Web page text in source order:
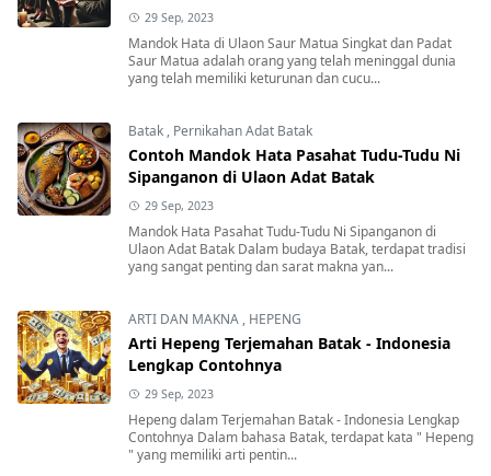
29 Sep, 2023
Mandok Hata di Ulaon Saur Matua Singkat dan Padat
Saur Matua adalah orang yang telah meninggal dunia
yang telah memiliki keturunan dan cucu...
Batak , Pernikahan Adat Batak
Contoh Mandok Hata Pasahat Tudu-Tudu Ni
Sipanganon di Ulaon Adat Batak
29 Sep, 2023
Mandok Hata Pasahat Tudu-Tudu Ni Sipanganon di
Ulaon Adat Batak Dalam budaya Batak, terdapat tradisi
yang sangat penting dan sarat makna yan...
ARTI DAN MAKNA , HEPENG
Arti Hepeng Terjemahan Batak - Indonesia
Lengkap Contohnya
29 Sep, 2023
Hepeng dalam Terjemahan Batak - Indonesia Lengkap
Contohnya Dalam bahasa Batak, terdapat kata " Hepeng
" yang memiliki arti pentin...